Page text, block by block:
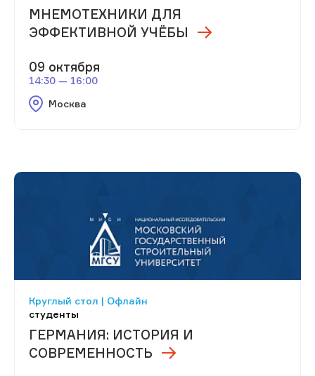
МНЕМОТЕХНИКИ ДЛЯ
ЭФФЕКТИВНОЙ УЧЁБЫ
09 октября
14:30 — 16:00
Москва
Круглый стол | Офлайн
студенты
ГЕРМАНИЯ: ИСТОРИЯ И
СОВРЕМЕННОСТЬ